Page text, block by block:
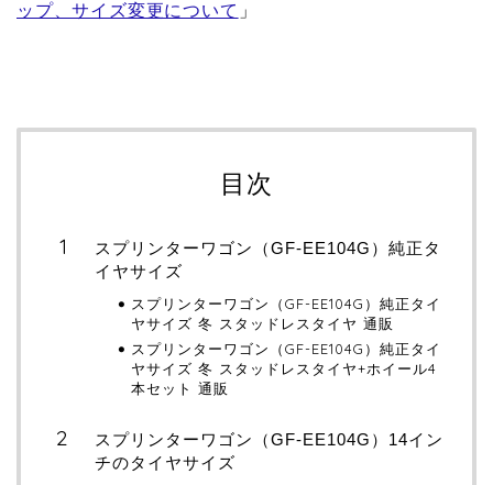
ップ、サイズ変更について 」
目次
スプリンターワゴン（GF-EE104G）純正タ
イヤサイズ
スプリンターワゴン（GF-EE104G）純正タイ
ヤサイズ 冬 スタッドレスタイヤ 通販
スプリンターワゴン（GF-EE104G）純正タイ
ヤサイズ 冬 スタッドレスタイヤ+ホイール4
本セット 通販
スプリンターワゴン（GF-EE104G）14イン
チのタイヤサイズ